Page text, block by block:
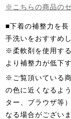
※こちらの商品の
■下着の補整力を長
手洗いをおすすめ
※柔軟剤を使用す
より補整力が低下
※ご覧頂いている
の色に近くなるよ
ター、ブラウザ等
なる場合がござい